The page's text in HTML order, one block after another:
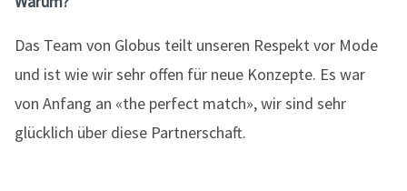
Das Team von Globus teilt unseren Respekt vor Mode
und ist wie wir sehr offen für neue Konzepte. Es war
von Anfang an «the perfect match», wir sind sehr
glücklich über diese Partnerschaft.